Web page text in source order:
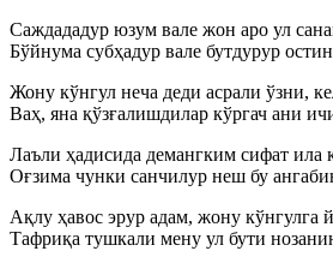
Саждададур юзум вале жон аро ул
Бўйнума субҳадур вале бутдурур
Жону кўнгул неча деди асрали ўзни,
Ваҳ, яна қўзғалишдилар кўргач ани
Лаъли ҳадисида демангким сифат ила
Оғзима чунки санчилур неш бу
Ақлу ҳавос эрур адам, жону кўнгулга
Тафриқа тушкали мену ул бути